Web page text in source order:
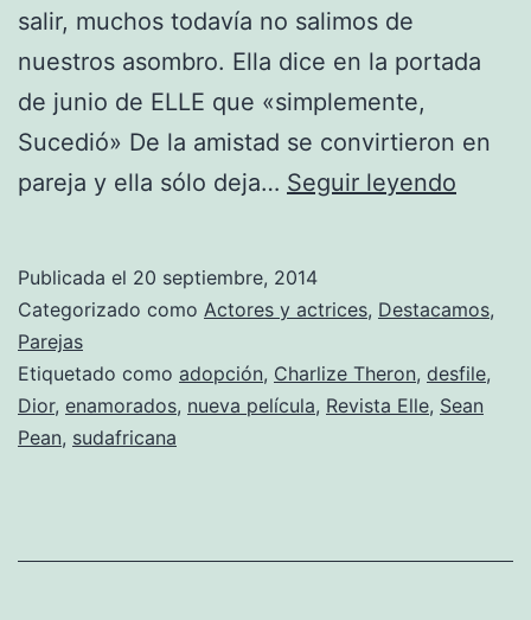
salir, muchos todavía no salimos de
nuestros asombro. Ella dice en la portada
de junio de ELLE que «simplemente,
Sucedió» De la amistad se convirtieron en
pareja y ella sólo deja… Seguir leyendo
el
desfile
Publicada el 20 septiembre, 2014
Categorizado como Actores y actrices, Destacamos,
Parejas
Etiquetado como adopción, Charlize Theron, desfile,
Dior, enamorados, nueva película, Revista Elle, Sean
Pean, sudafricana